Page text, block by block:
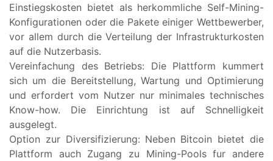
Einstiegskosten bietet als herkommliche Self-Mining-
Konfigurationen oder die Pakete einiger Wettbewerber,
vor allem durch die Verteilung der Infrastrukturkosten
auf die Nutzerbasis.
Vereinfachung des Betriebs: Die Plattform kummert
sich um die Bereitstellung, Wartung und Optimierung
und erfordert vom Nutzer nur minimales technisches
Know-how. Die Einrichtung ist auf Schnelligkeit
ausgelegt.
Option zur Diversifizierung: Neben Bitcoin bietet die
Plattform auch Zugang zu Mining-Pools fur andere